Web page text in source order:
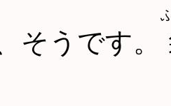
そうです。